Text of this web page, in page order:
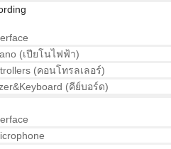
(เปียโนไฟฟ้า)
(คอนโทรลเลอร์)
(คีย์บอร์ด)